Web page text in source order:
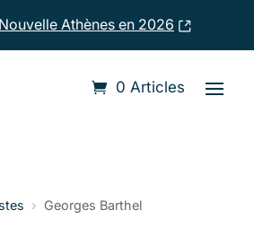
Athènes en 2026
0 Articles
› Georges Barthel